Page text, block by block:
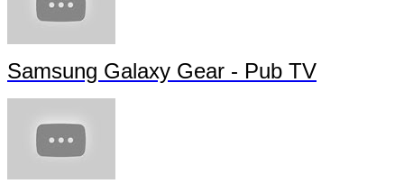
Samsung Galaxy Gear - Pub TV